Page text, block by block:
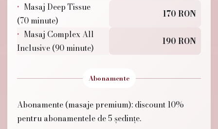
Masaj Deep Tissue
(70 minute)
170 RON
Masaj Complex All
Inclusive (90 minute)
190 RON
Abonamente
Abonamente (masaje premium): discount 10%
pentru abonamentele de 5 ședințe.